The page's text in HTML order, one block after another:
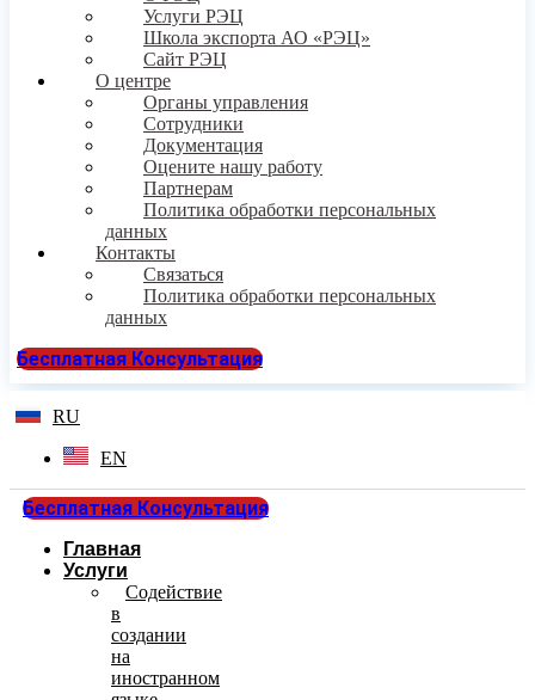
Услуги РЭЦ
Школа экспорта АО «РЭЦ»
Сайт РЭЦ
О центре
Органы управления
Сотрудники
Документация
Оцените нашу работу
Партнерам
Политика обработки персональных
данных
Контакты
Связаться
Политика обработки персональных
данных
Бесплатная Консультация
RU
EN
Бесплатная Консультация
Главная
Услуги
Содействие
в
создании
на
иностранном